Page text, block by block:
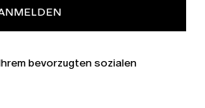
bevorzugten sozialen